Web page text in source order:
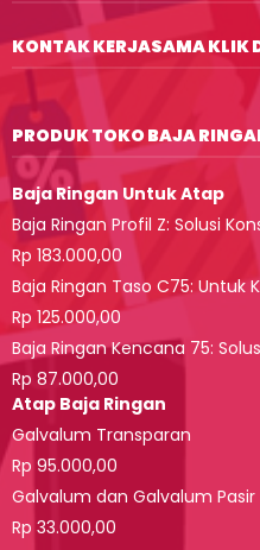
KONTAK KERJASAMA KLIK
PRODUK TOKO BAJA
Baja Ringan Untuk Atap
Baja Ringan Profil Z: Solusi
Rp 183.000,00
Baja Ringan Taso C75: Untuk
Rp 125.000,00
Baja Ringan Kencana 75:
Rp 87.000,00
Atap Baja Ringan
Galvalum Transparan
Rp 95.000,00
Galvalum dan Galvalum Pasir
Rp 33.000,00